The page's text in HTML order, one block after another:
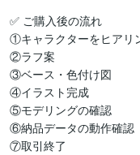
✅ ご購入後の流れ
①キャラクターをヒアリ
②ラフ案
③ベース・色付け図
④イラスト完成
⑤モデリングの確認
⑥納品データの動作確認
⑦取引終了